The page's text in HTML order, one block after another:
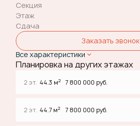
Секция
Этаж
Сдача
Заказать звонок
Все характеристики
Планировка на других этажах
2 эт. 44.3 м2 7 800 000 руб.
2 эт. 44.7 м2 7 800 000 руб.